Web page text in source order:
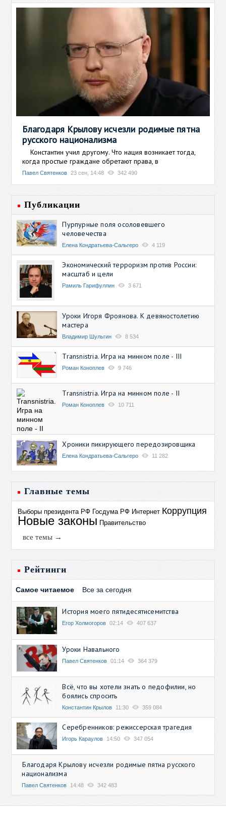
Благодаря Крылову исчезли родимые пятна
русского национализма
Константин учил другому. Что нация возникает тогда,
когда простые граждане обретают права, в
Павел Святенков 23 сен, 14:48 342 490
Публикации
Пурпурные поля осоловевшего
человечества
Елена Кондратьева-Сальгеро 4 119
Экономический терроризм против России:
масштаб и цели
Рамиль Гарифуллин 3 671
Уроки Игоря Фроянова. К девяностолетию
мастера
Владимир Шульгин 8 534
Transnistria. Игра на минном поле - III
Роман Коноплев 9 746
Transnistria. Игра на минном поле - II
Роман Коноплев 10 711
Хроники пикирующего передозировщика
Елена Кондратьева-Сальгеро 11 282
Главные темы
Выборы президента РФ Госдума РФ Интернет Коррупция
Новые законы Правительство
все темы →
Рейтинги
Самое читаемое Все за сегодня
История моего пятидесятисемитства
Егор Холмогоров 02:14 407 637
Уроки Навального
Павел Святенков 01:14 364 379
Всё, что вы хотели знать о педофилии, но
боялись спросить
Константин Крылов 11:30 359 084
Серебренников: режиссерская трагедия
Игорь Караулов 14:50 347 054
Благодаря Крылову исчезли родимые пятна русского
национализма
Павел Святенков 14:48 342 483